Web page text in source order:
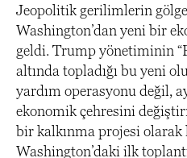
Jeopolitik gerilimlerin
Washington’dan yeni bir
geldi. Trump yönetiminin
altında topladığı bu yeni
yardım operasyonu değil,
ekonomik çehresini
bir kalkınma projesi olarak
Washington’daki ilk